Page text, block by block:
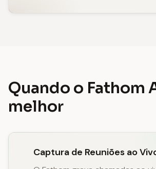
Quando o Fathom
melhor
Captura de Reuniões ao